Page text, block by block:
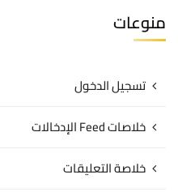
منوعات
تسجيل الدخول
خلاصات Feed الإدخالات
خلاصة التعليقات